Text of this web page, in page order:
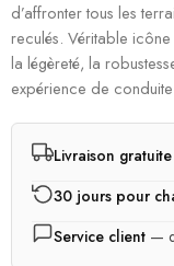
d’affronter tous les
reculés. Véritable
la légèreté, la
expérience de
Livraison gratuite
30 jours pour
Service client —